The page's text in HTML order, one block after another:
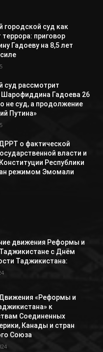
городской суд как
террора: приговор
Гадоеву на 8,5 лет
суд рассмотрит
Гадоева 26
не суд, а продолжение
Путина»
о фактической
власти и
Республики
режимом Эмомали
движения Реформы и
с Днём
Таджикистана:
«Реформы и
к
Соединенных
Канады и стран
Союза